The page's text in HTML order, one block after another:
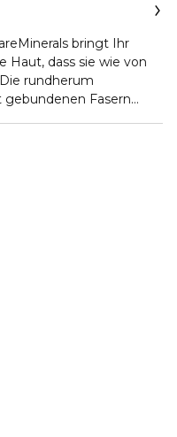
bringt Ihr
Haut, dass sie wie von
rundherum
Fasern